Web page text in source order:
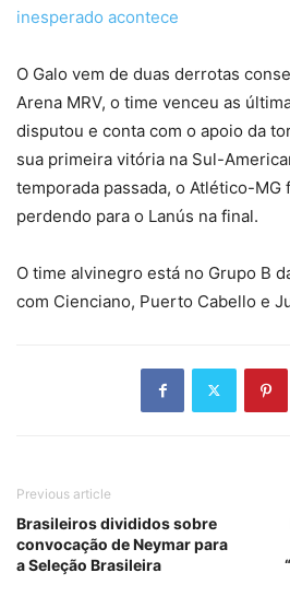
inesperado acontece
O Galo vem de duas derrotas
Arena MRV, o time venceu as
disputou e conta com o apoio da
sua primeira vitória na Sul-
temporada passada, o Atlético-MG
perdendo para o Lanús na final.
O time alvinegro está no Grupo B
com Cienciano, Puerto Cabello e
Previous article
Brasileiros divididos sobre
convocação de Neymar para
a Seleção Brasileira